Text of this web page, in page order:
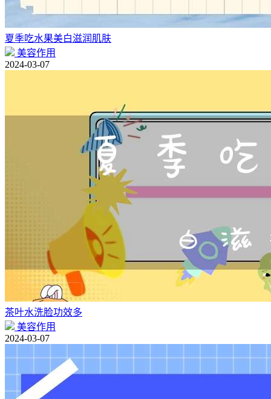
夏季吃水果美白滋润肌肤
美容作用
2024-03-07
茶叶水洗脸功效多
美容作用
2024-03-07